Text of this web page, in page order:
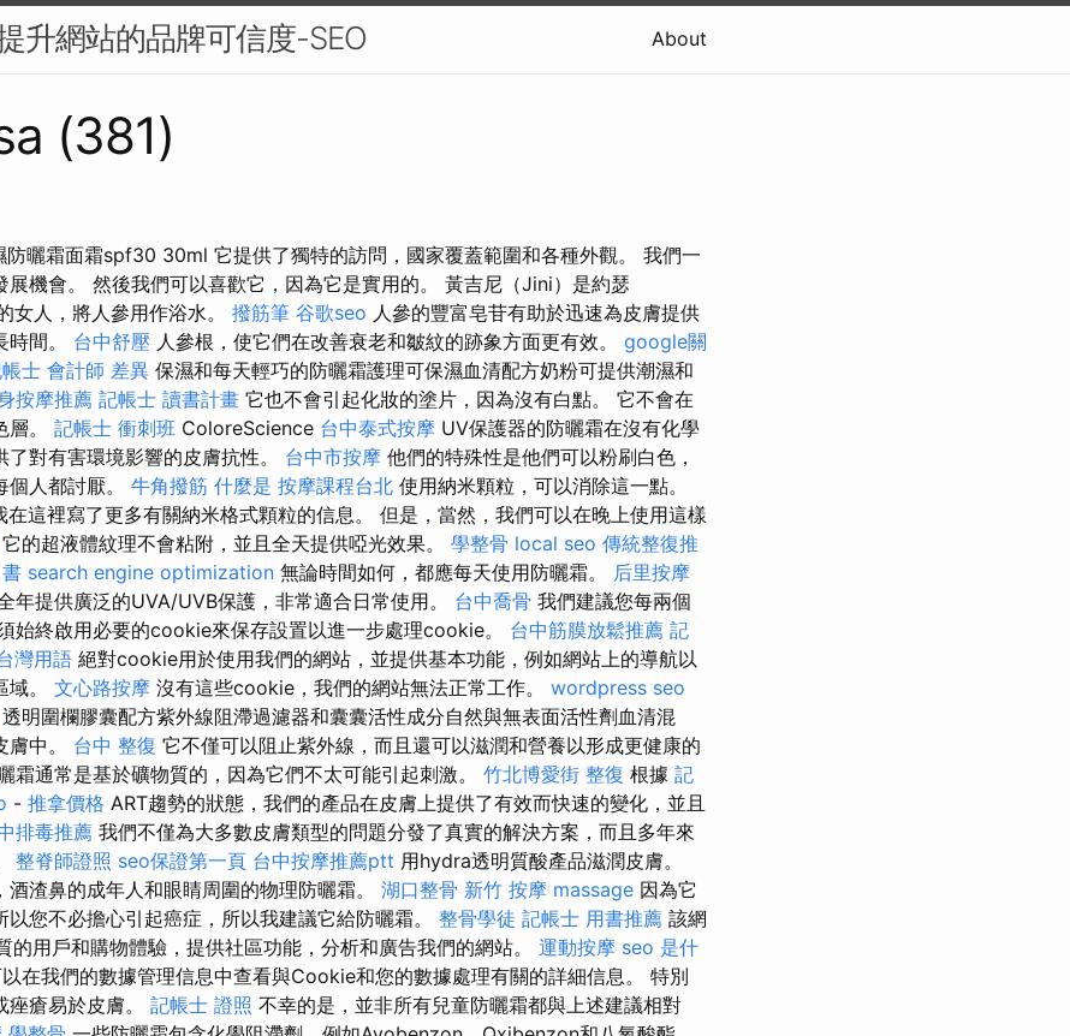
升網站的品牌可信度-SEO About
(381)
曬霜面霜spf30 30ml 它提供了獨特的訪問，國家覆蓋範圍和各種外觀。 我們一
展機會。 然後我們可以喜歡它，因為它是實用的。 黃吉尼（Jini）是約瑟
女人，將人參用作浴水。 撥筋筆 谷歌seo 人參的豐富皂苷有助於迅速為皮膚提供
時間。 台中舒壓 人參根，使它們在改善衰老和皺紋的跡象方面更有效。 google關
士 會計師 差異 保濕和每天輕巧的防曬霜護理可保濕血清配方奶粉可提供潮濕和
按摩推薦 記帳士 讀書計畫 它也不會引起化妝的塗片，因為沒有白點。 它不會在
層。 記帳士 衝刺班 ColoreScience 台中泰式按摩 UV保護器的防曬霜在沒有化學
對有害環境影響的皮膚抗性。 台中市按摩 他們的特殊性是他們可以粉刷白色，
人都討厭。 牛角撥筋 什麼是 按摩課程台北 使用納米顆粒，可以消除這一點。
在這裡寫了更多有關納米格式顆粒的信息。 但是，當然，我們可以在晚上使用這樣
它的超液體紋理不會粘附，並且全天提供啞光效果。 學整骨 local seo 傳統整復推
search engine optimization 無論時間如何，都應每天使用防曬霜。 后里按摩
年提供廣泛的UVA/UVB保護，非常適合日常使用。 台中喬骨 我們建議您每兩個
始終啟用必要的cookie來保存設置以進一步處理cookie。 台中筋膜放鬆推薦 記
灣用語 絕對cookie用於使用我們的網站，並提供基本功能，例如網站上的導航以
域。 文心路按摩 沒有這些cookie，我們的網站無法正常工作。 wordpress seo
透明圍欄膠囊配方紫外線阻滯過濾器和囊囊活性成分自然與無表面活性劑血清混
中。 台中 整復 它不僅可以阻止紫外線，而且還可以滋潤和營養以形成更健康的
霜通常是基於礦物質的，因為它們不太可能引起刺激。 竹北博愛街 整復 根據 記
- 推拿價格 ART趨勢的狀態，我們的產品在皮膚上提供了有效而快速的變化，並且
排毒推薦 我們不僅為大多數皮膚類型的問題分發了真實的解決方案，而且多年來
整脊師證照 seo保證第一頁 台中按摩推薦ptt 用hydra透明質酸產品滋潤皮膚。
渣鼻的成年人和眼睛周圍的物理防曬霜。 湖口整骨 新竹 按摩 massage 因為它
您不必擔心引起癌症，所以我建議它給防曬霜。 整骨學徒 記帳士 用書推薦 該網
用戶和購物體驗，提供社區功能，分析和廣告我們的網站。 運動按摩 seo 是什
在我們的數據管理信息中查看與Cookie和您的數據處理有關的詳細信息。 特別
瘡易於皮膚。 記帳士 證照 不幸的是，並非所有兒童防曬霜都與上述建議相對